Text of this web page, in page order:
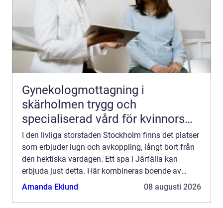
Gynekologmottagning i
skärholmen trygg och
specialiserad vård för kvinnors
hälsa
I den livliga storstaden Stockholm finns det platser
som erbjuder lugn och avkoppling, långt bort från
den hektiska vardagen. Ett spa i Järfälla kan
erbjuda just detta. Här kombineras boende av
högsta klass med spabeha...
Amanda Eklund 08 augusti 2026